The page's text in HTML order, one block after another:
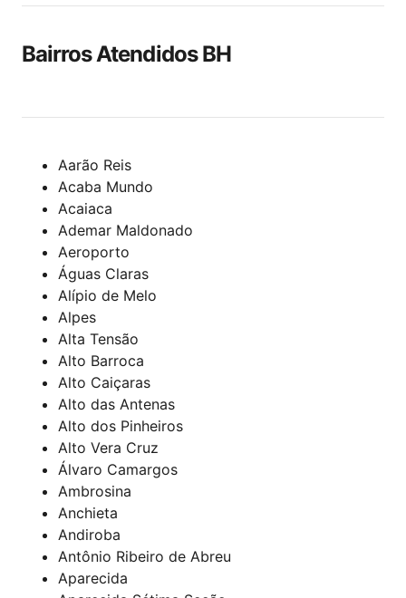
Bairros Atendidos BH
Aarão Reis
Acaba Mundo
Acaiaca
Ademar Maldonado
Aeroporto
Águas Claras
Alípio de Melo
Alpes
Alta Tensão
Alto Barroca
Alto Caiçaras
Alto das Antenas
Alto dos Pinheiros
Alto Vera Cruz
Álvaro Camargos
Ambrosina
Anchieta
Andiroba
Antônio Ribeiro de Abreu
Aparecida